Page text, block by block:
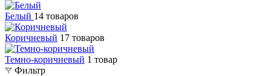
Белый 14 товаров
Коричневый 17 товаров
Темно-коричневый 1 товар
Фильтр